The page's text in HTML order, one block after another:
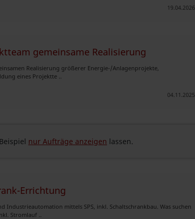
19.04.2026
gemeinsame Realisierung
Realisierung größerer Energie-/Anlagen­projekte,
eines Projektte ..
04.11.2025
nur Aufträge anzeigen lassen.
Errichtung
mittels SPS, inkl. Schaltschrankbau. Was suchen
Stromlauf ..